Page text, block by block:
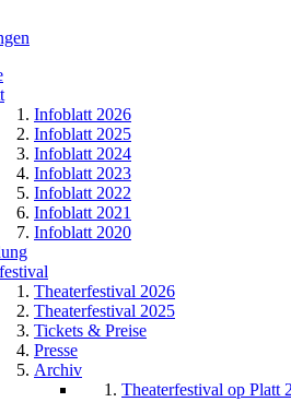
Infoblatt 2026
Infoblatt 2025
Infoblatt 2024
Infoblatt 2023
Infoblatt 2022
Infoblatt 2021
Infoblatt 2020
Theaterfestival 2026
Theaterfestival 2025
Tickets & Preise
Presse
Archiv
Theaterfestival op Platt